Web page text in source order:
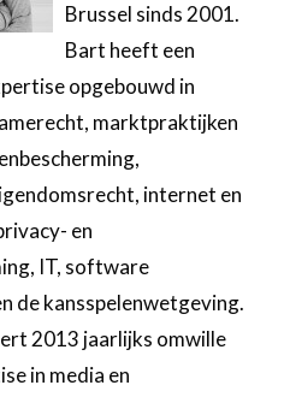
Brussel sinds 2001.
Bart heeft een
opgebouwd in
marktpraktijken
internet en
en
IT, software
de kansspelenwetgeving.
2013 jaarlijks omwille
in media en